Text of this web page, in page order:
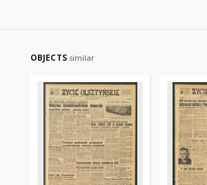
OBJECTS similar